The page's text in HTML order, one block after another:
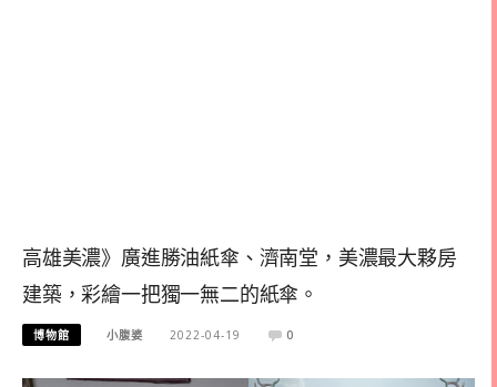
高雄美濃》廣進勝油紙傘、濟南堂，美濃最大夥房
建築，彩繪一把獨一無二的紙傘。
博物館 小腹婆 2022-04-19 0